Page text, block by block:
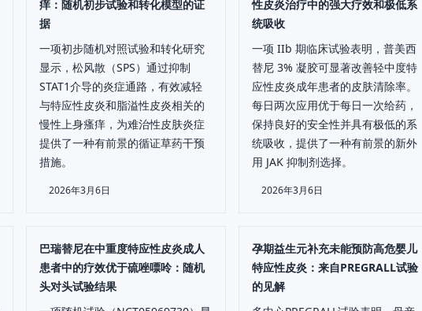
痒：随机初步试验和转化模型的证
据
一项初步随机对照试验和转化研究
显示，松风散（SPS）通过抑制
STAT1介导的炎症通路，有效减轻
与特应性皮炎和脂溢性皮炎相关的
慢性上身瘙痒，为难治性皮肤炎症
提供了一种有前景的循证草药干预
措施。
2026年3月6日
性皮炎治疗中的强大疗效和极低系
统吸收
一项 IIb 期临床试验表明，普美西
替尼 3% 凝胶可显著改善轻中度特
应性皮炎成年患者的皮肤清除率。
每日两次应用优于每日一次给药，
保持良好的安全性并具有极低的系
统吸收，提供了一种有前景的新外
用 JAK 抑制剂选择。
2026年3月6日
巴瑞替尼在中重度特应性皮炎成人
患者中的疗效优于硫唑嘌呤：随机
头对头试验结果
孕期益生元补充未能预防高危婴儿
特应性皮炎：来自PREGRALL试验
的见解